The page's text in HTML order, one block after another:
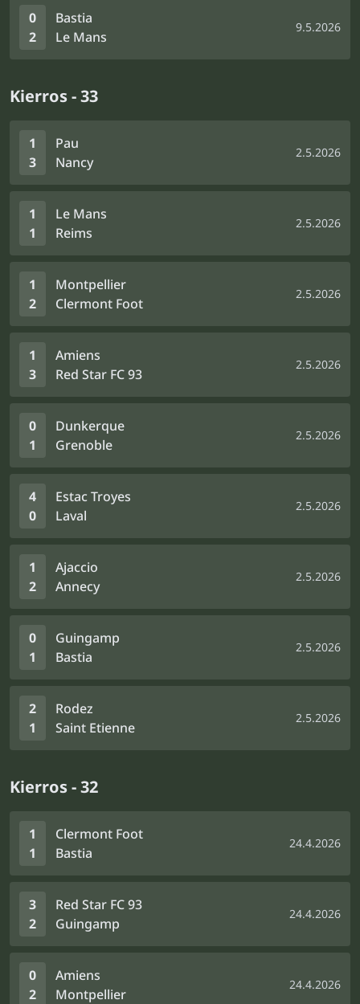
0
2
Bastia
Le Mans
9.5.2026
Kierros - 33
1
3
Pau
Nancy
2.5.2026
1
1
Le Mans
Reims
2.5.2026
1
2
Montpellier
Clermont Foot
2.5.2026
1
3
Amiens
Red Star FC 93
2.5.2026
0
1
Dunkerque
Grenoble
2.5.2026
4
0
Estac Troyes
Laval
2.5.2026
1
2
Ajaccio
Annecy
2.5.2026
0
1
Guingamp
Bastia
2.5.2026
2
1
Rodez
Saint Etienne
2.5.2026
Kierros - 32
1
1
Clermont Foot
Bastia
24.4.2026
3
2
Red Star FC 93
Guingamp
24.4.2026
0
2
Amiens
Montpellier
24.4.2026